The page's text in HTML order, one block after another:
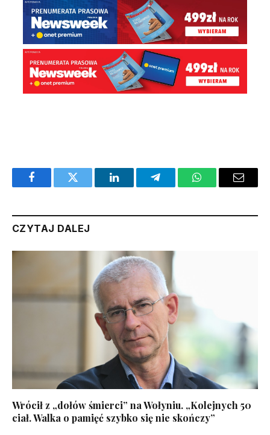
FacebookTwitter LinkedInTelegramWhatsAppEmail
CZYTAJ DALEJ
Wrócił z „dołów śmierci” na Wołyniu. „Kolejnych 50
ciał. Walka o pamięć szybko się nie skończy”